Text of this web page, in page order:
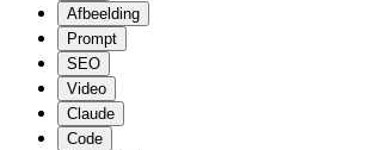
Afbeelding
Prompt
SEO
Video
Claude
Code